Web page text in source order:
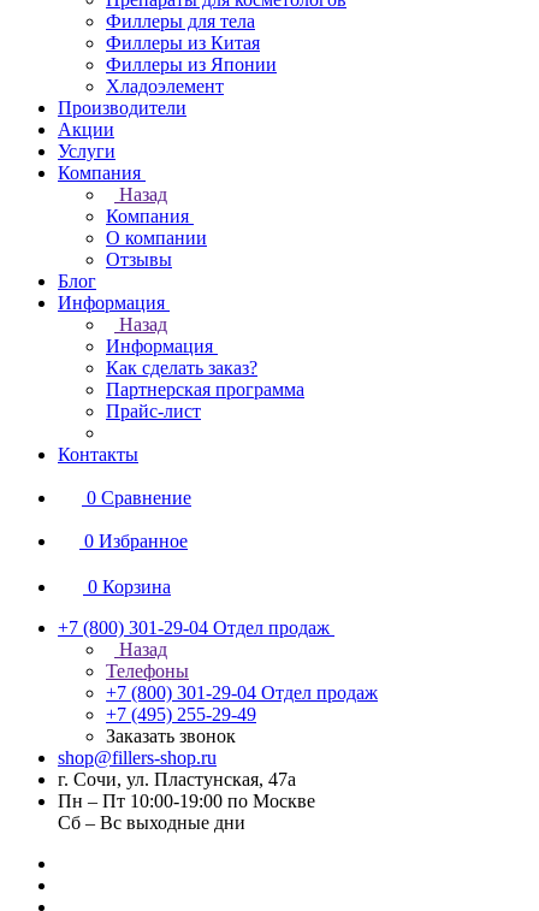
Филлеры для тела
Филлеры из Китая
Филлеры из Японии
Хладоэлемент
Производители
Акции
Услуги
Компания
Назад
Компания
О компании
Отзывы
Блог
Информация
Назад
Информация
Как сделать заказ?
Партнерская программа
Прайс-лист
Контакты
0 Сравнение
0 Избранное
0 Корзина
+7 (800) 301-29-04 Отдел продаж
Назад
Телефоны
+7 (800) 301-29-04 Отдел продаж
+7 (495) 255-29-49
Заказать звонок
shop@fillers-shop.ru
г. Сочи, ул. Пластунская, 47а
Пн – Пт 10:00-19:00 по Москве
Сб – Вс выходные дни